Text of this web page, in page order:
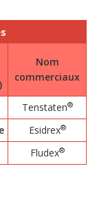
Nom
commerciaux
Tenstaten®
Esidrex®
Fludex®